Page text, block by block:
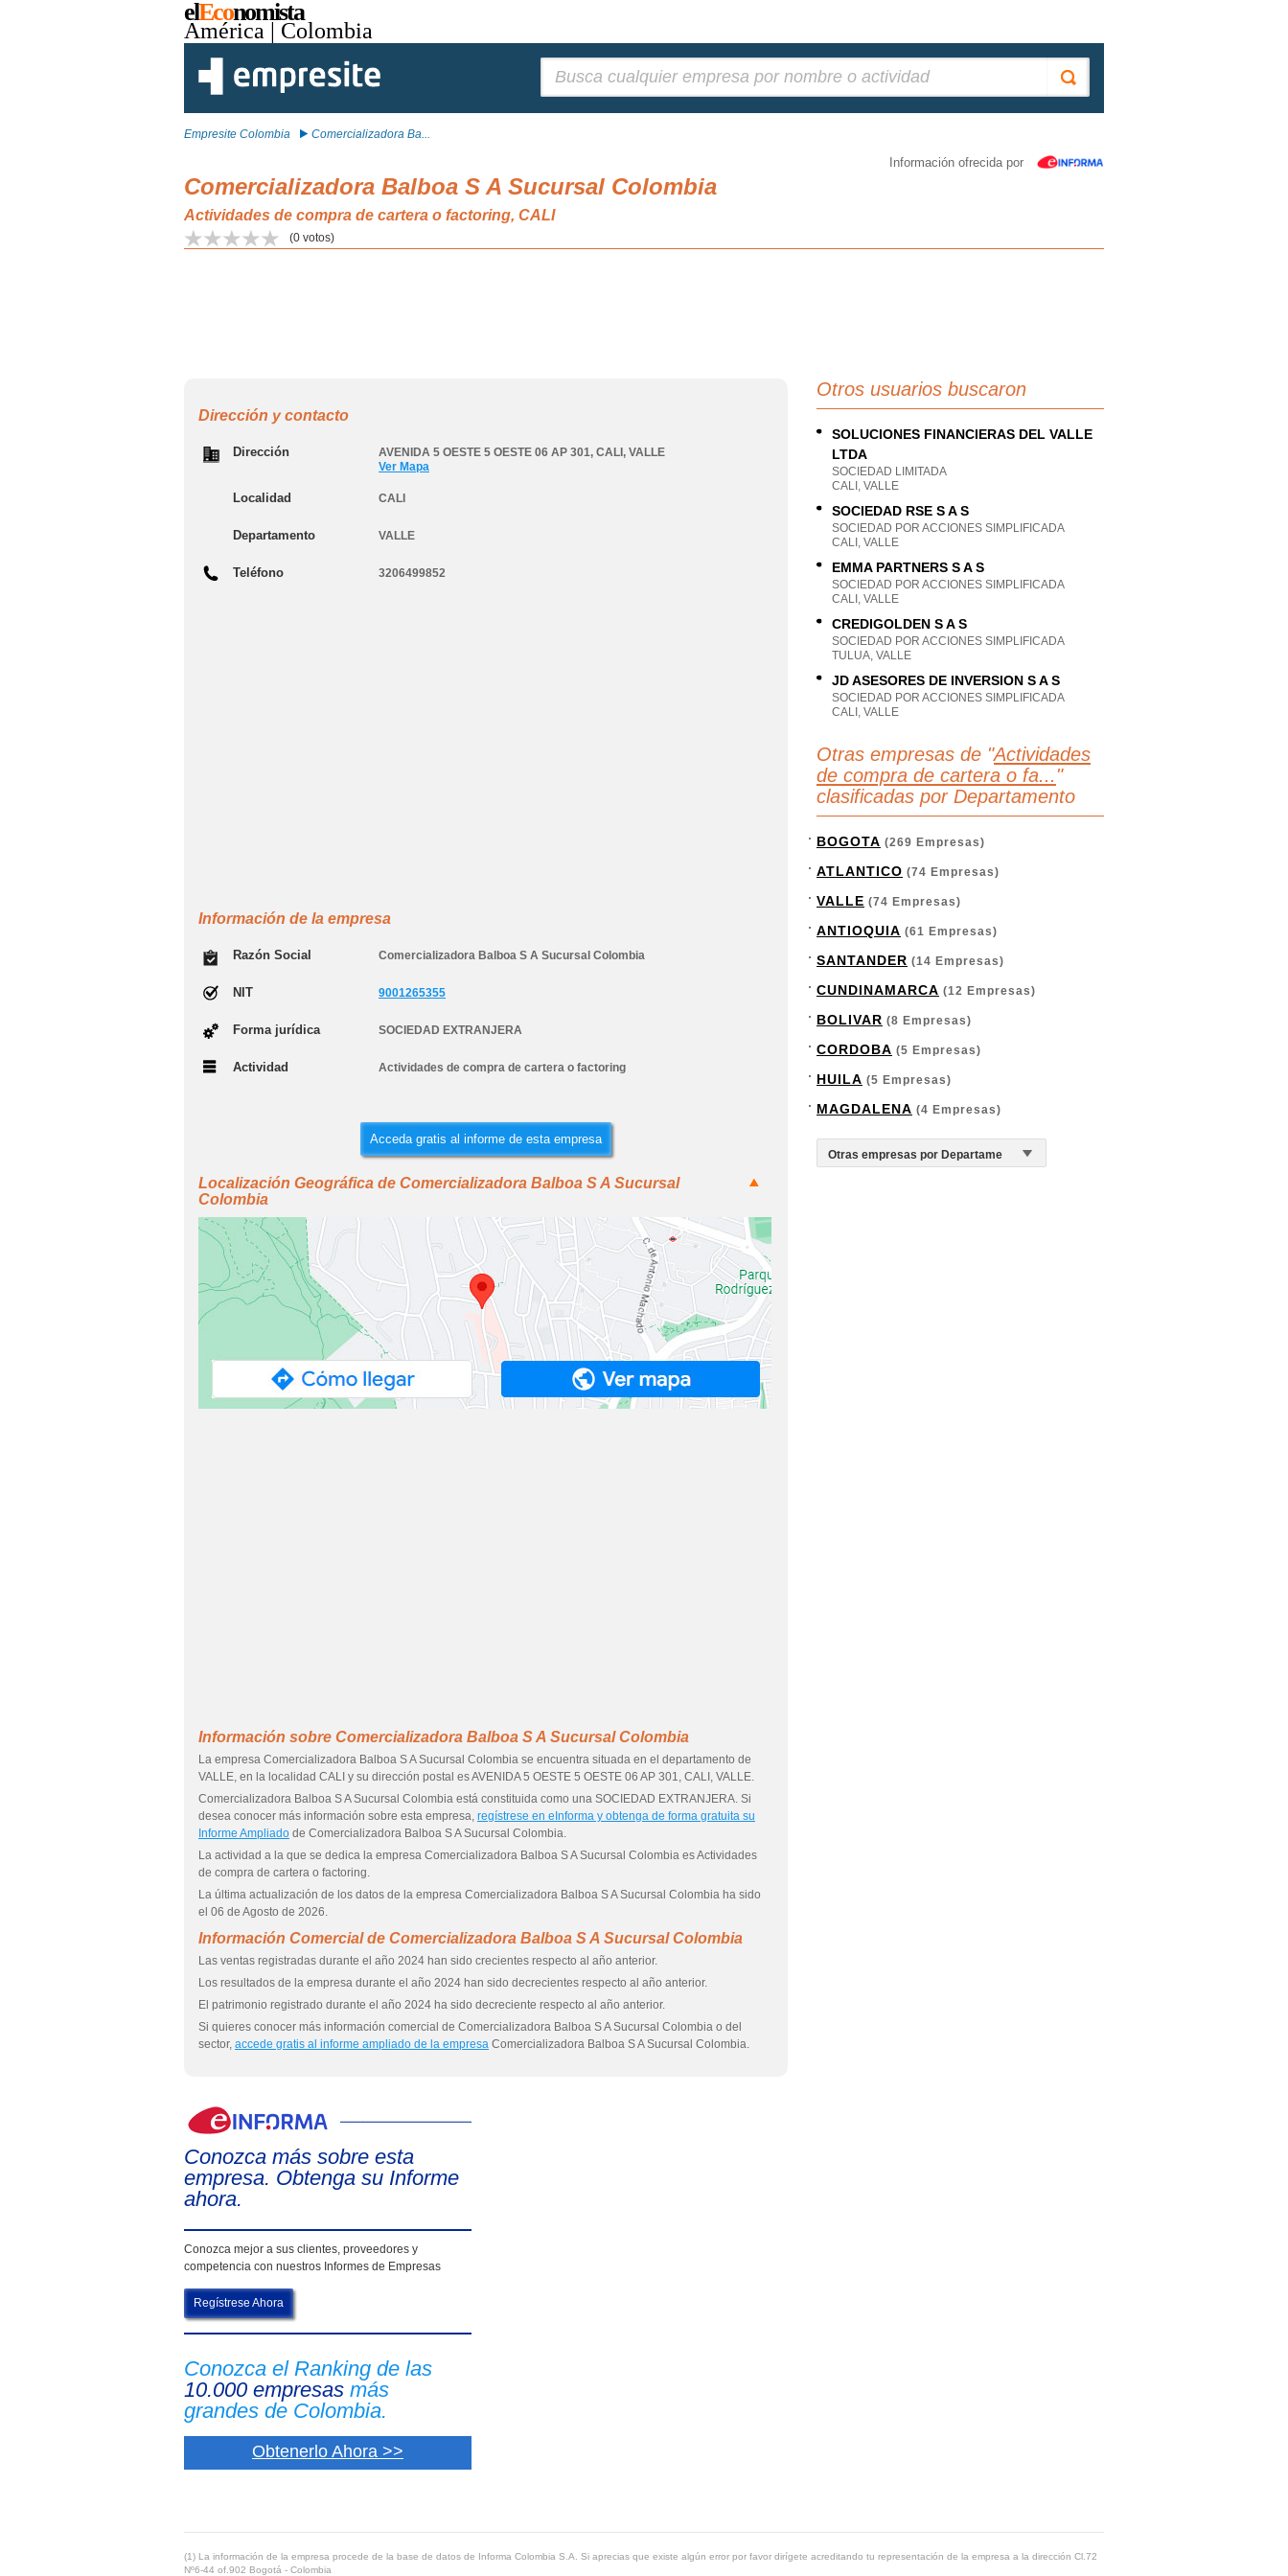
elEconomista
América | Colombia
Empresite Colombia Comercializadora Ba...
Información ofrecida por
Comercializadora Balboa S A Sucursal Colombia
Actividades de compra de cartera o factoring, CALI
(0 votos)
Dirección y contacto
Dirección AVENIDA 5 OESTE 5 OESTE 06 AP 301, CALI , VALLE
Ver Mapa
Localidad CALI
Departamento VALLE
Teléfono 3206499852
Información de la empresa
Razón Social Comercializadora Balboa S A Sucursal Colombia
NIT 9001265355
Forma jurídica SOCIEDAD EXTRANJERA
Actividad Actividades de compra de cartera o factoring
Acceda gratis al informe de esta empresa
Localización Geográfica de Comercializadora Balboa S A Sucursal
Colombia
Información sobre Comercializadora Balboa S A Sucursal Colombia
La empresa Comercializadora Balboa S A Sucursal Colombia se encuentra situada en el departamento de
VALLE, en la localidad CALI y su dirección postal es AVENIDA 5 OESTE 5 OESTE 06 AP 301, CALI, VALLE.
Comercializadora Balboa S A Sucursal Colombia está constituida como una SOCIEDAD EXTRANJERA. Si
desea conocer más información sobre esta empresa, regístrese en eInforma y obtenga de forma gratuita su
Informe Ampliado de Comercializadora Balboa S A Sucursal Colombia.
La actividad a la que se dedica la empresa Comercializadora Balboa S A Sucursal Colombia es Actividades
de compra de cartera o factoring.
La última actualización de los datos de la empresa Comercializadora Balboa S A Sucursal Colombia ha sido
el 06 de Agosto de 2026.
Información Comercial de Comercializadora Balboa S A Sucursal Colombia
Las ventas registradas durante el año 2024 han sido crecientes respecto al año anterior.
Los resultados de la empresa durante el año 2024 han sido decrecientes respecto al año anterior.
El patrimonio registrado durante el año 2024 ha sido decreciente respecto al año anterior.
Si quieres conocer más información comercial de Comercializadora Balboa S A Sucursal Colombia o del
sector, accede gratis al informe ampliado de la empresa Comercializadora Balboa S A Sucursal Colombia.
Conozca más sobre esta
empresa. Obtenga su Informe
ahora.
Conozca mejor a sus clientes, proveedores y
competencia con nuestros Informes de Empresas
Regístrese Ahora
Conozca el Ranking de las
10.000 empresas más
grandes de Colombia.
Obtenerlo Ahora >>
Otros usuarios buscaron
SOLUCIONES FINANCIERAS DEL VALLE
LTDA
SOCIEDAD LIMITADA
CALI, VALLE
SOCIEDAD RSE S A S
SOCIEDAD POR ACCIONES SIMPLIFICADA
CALI, VALLE
EMMA PARTNERS S A S
SOCIEDAD POR ACCIONES SIMPLIFICADA
CALI, VALLE
CREDIGOLDEN S A S
SOCIEDAD POR ACCIONES SIMPLIFICADA
TULUA, VALLE
JD ASESORES DE INVERSION S A S
SOCIEDAD POR ACCIONES SIMPLIFICADA
CALI, VALLE
Otras empresas de "Actividades
de compra de cartera o fa... "
clasificadas por Departamento
BOGOTA (269 Empresas)
ATLANTICO (74 Empresas)
VALLE (74 Empresas)
ANTIOQUIA (61 Empresas)
SANTANDER (14 Empresas)
CUNDINAMARCA (12 Empresas)
BOLIVAR (8 Empresas)
CORDOBA (5 Empresas)
HUILA (5 Empresas)
MAGDALENA (4 Empresas)
(1) La información de la empresa procede de la base de datos de Informa Colombia S.A. Si aprecias que existe algún error por favor dirígete acreditando tu representación de la empresa a la dirección Cl.72
Nº6-44 of.902 Bogotá - Colombia